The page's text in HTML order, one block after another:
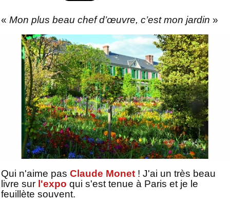
« Mon plus beau chef d’œuvre, c’est mon jardin »
Qui n'aime pas Claude Monet ! J'ai un très beau
livre sur l'expo qui s'est tenue à Paris et je le
feuillète souvent.